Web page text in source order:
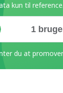
kun til reference.
du at